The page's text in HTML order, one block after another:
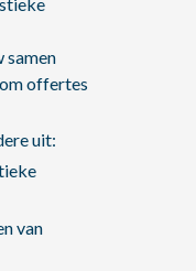
samen
offertes
uit:
van